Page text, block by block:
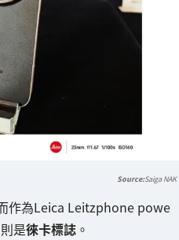
Saiga NAK
作為Leica Leitzphone powe
是徠卡標誌 。